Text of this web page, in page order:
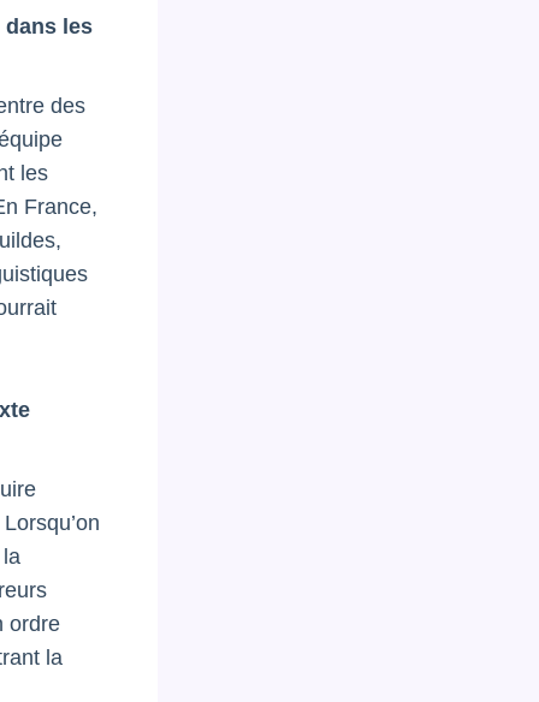
les
des
les
France,
ordre
la